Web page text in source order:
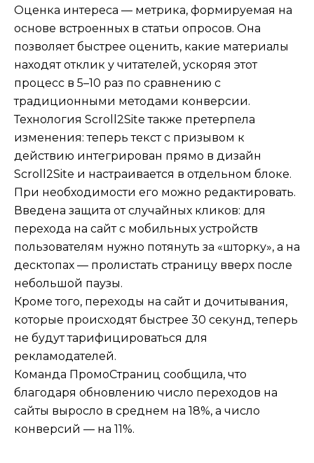
Оценка интереса — метрика, формируемая на
основе встроенных в статьи опросов. Она
позволяет быстрее оценить, какие материалы
находят отклик у читателей, ускоряя этот
процесс в 5–10 раз по сравнению с
традиционными методами конверсии.
Технология Scroll2Site также претерпела
изменения: теперь текст с призывом к
действию интегрирован прямо в дизайн
Scroll2Site и настраивается в отдельном блоке.
При необходимости его можно редактировать.
Введена защита от случайных кликов: для
перехода на сайт с мобильных устройств
пользователям нужно потянуть за «шторку», а на
десктопах — пролистать страницу вверх после
небольшой паузы.
Кроме того, переходы на сайт и дочитывания,
которые происходят быстрее 30 секунд, теперь
не будут тарифицироваться для
рекламодателей.
Команда ПромоСтраниц сообщила, что
благодаря обновлению число переходов на
сайты выросло в среднем на 18%, а число
конверсий — на 11%.